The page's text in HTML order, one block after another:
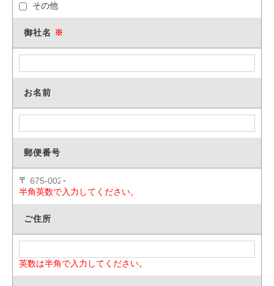
その他
御社名
お名前
郵便番号
〒
-
半角英数で入力してください。
ご住所
英数は半角で入力してください。